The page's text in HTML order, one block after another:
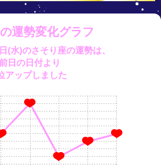
運勢変化グラフ
(水)のさそり座の運勢は、
日の日付より
アップしました